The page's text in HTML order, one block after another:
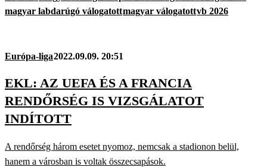
magyar labdarúgó válogatottmagyar válogatottvb 2026
Európa-liga2022.09.09. 20:51
EKL: AZ UEFA ÉS A FRANCIA
RENDŐRSÉG IS VIZSGÁLATOT
INDÍTOTT
A rendőrség három esetet nyomoz, nemcsak a stadionon belül,
hanem a városban is voltak összecsapások.